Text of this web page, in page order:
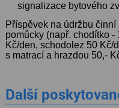
signalizace bytového
Příspěvek na údržbu
pomůcky (např. chodítko
Kč/den, schodolez 50 Kč/
s matrací a hrazdou 50,-
Další